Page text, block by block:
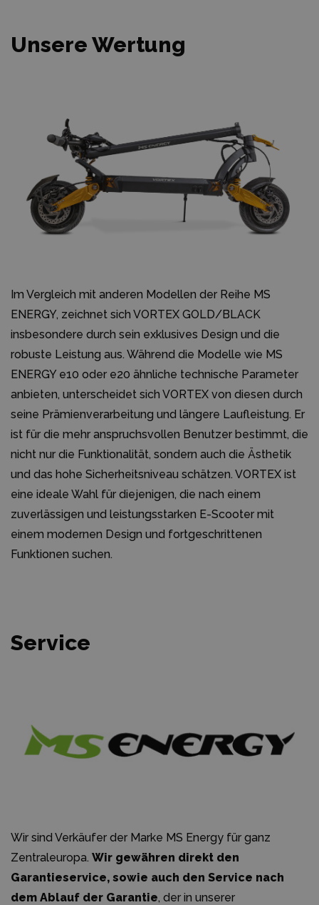
Unsere Wertung
Im Vergleich mit anderen Modellen der Reihe MS
ENERGY, zeichnet sich VORTEX GOLD/BLACK
insbesondere durch sein exklusives Design und die
robuste Leistung aus. Während die Modelle wie MS
ENERGY e10 oder e20 ähnliche technische Parameter
anbieten, unterscheidet sich VORTEX von diesen durch
seine Prämienverarbeitung und längere Laufleistung. Er
ist für die mehr anspruchsvollen Benutzer bestimmt, die
nicht nur die Funktionalität, sondern auch die Ästhetik
und das hohe Sicherheitsniveau schätzen. VORTEX ist
eine ideale Wahl für diejenigen, die nach einem
zuverlässigen und leistungsstarken E-Scooter mit
einem modernen Design und fortgeschrittenen
Funktionen suchen.
Service
Wir sind Verkäufer der Marke MS Energy für ganz
Zentraleuropa. Wir gewähren direkt den
Garantieservice, sowie auch den Service nach
dem Ablauf der Garantie, der in unserer